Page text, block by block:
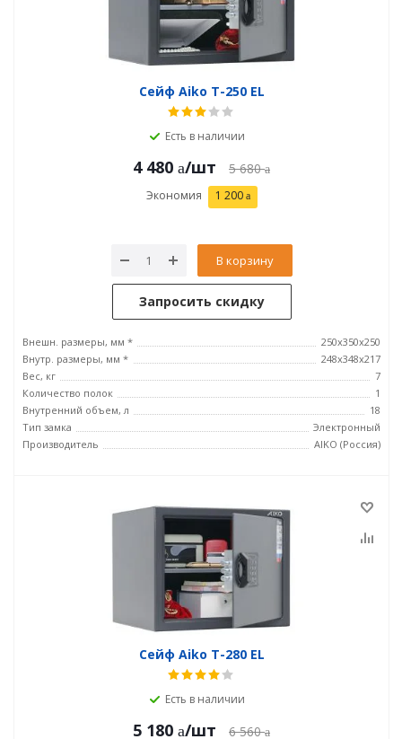
Сейф Aiko T-250 EL
Есть в наличии
4 480 /шт 5 680
Экономия 1 200
В корзину
Запросить скидку
Внешн. размеры, мм *
250x350x250
Внутр. размеры, мм *
248x348x217
Вес, кг
7
Количество полок
1
Внутренний объем, л
18
Тип замка
Электронный
Производитель
AIKO (Россия)
Сейф Aiko T-280 EL
Есть в наличии
5 180 /шт 6 560